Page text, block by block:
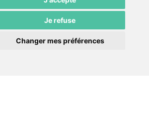
Je refuse
Changer mes préférences